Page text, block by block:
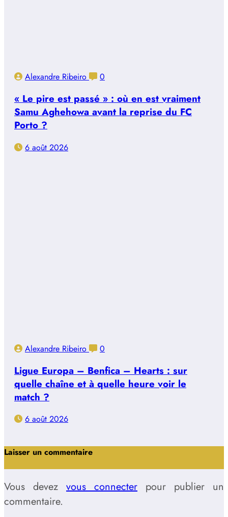
Alexandre Ribeiro 0
« Le pire est passé » : où en est vraiment
Samu Aghehowa avant la reprise du FC
Porto ?
6 août 2026
Alexandre Ribeiro 0
Ligue Europa – Benfica – Hearts : sur
quelle chaîne et à quelle heure voir le
match ?
6 août 2026
Laisser un commentaire
Vous devez vous connecter pour publier un
commentaire.